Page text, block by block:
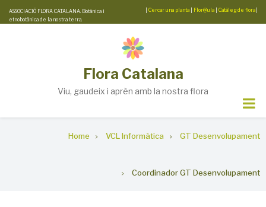
Skip
to
ASSOCIACIÓ FLORA CATALANA. Botànica i
etnobotànica de la nostra terra.
Cercar una planta Flor@ula Catàleg de flora
Flora Catalana
Viu, gaudeix i aprèn amb la nostra flora
Home VCL Informàtica GT Desenvolupament
Coordinador GT Desenvolupament